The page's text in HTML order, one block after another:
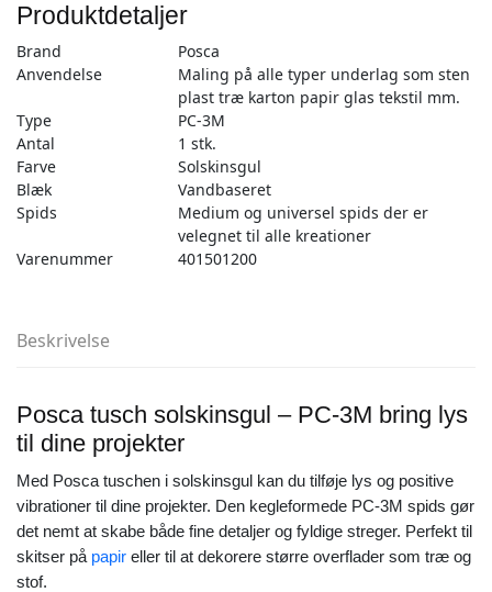
Produktdetaljer
Brand
Posca
Anvendelse
Maling på alle typer underlag som sten
plast træ karton papir glas tekstil mm.
Type
PC-3M
Antal
1 stk.
Farve
Solskinsgul
Blæk
Vandbaseret
Spids
Medium og universel spids der er
velegnet til alle kreationer
Varenummer
401501200
Beskrivelse
Posca tusch solskinsgul – PC-3M bring lys
til dine projekter
Med Posca tuschen i solskinsgul kan du tilføje lys og positive
vibrationer til dine projekter. Den kegleformede PC-3M spids gør
det nemt at skabe både fine detaljer og fyldige streger. Perfekt til
skitser på papir eller til at dekorere større overflader som træ og
stof.